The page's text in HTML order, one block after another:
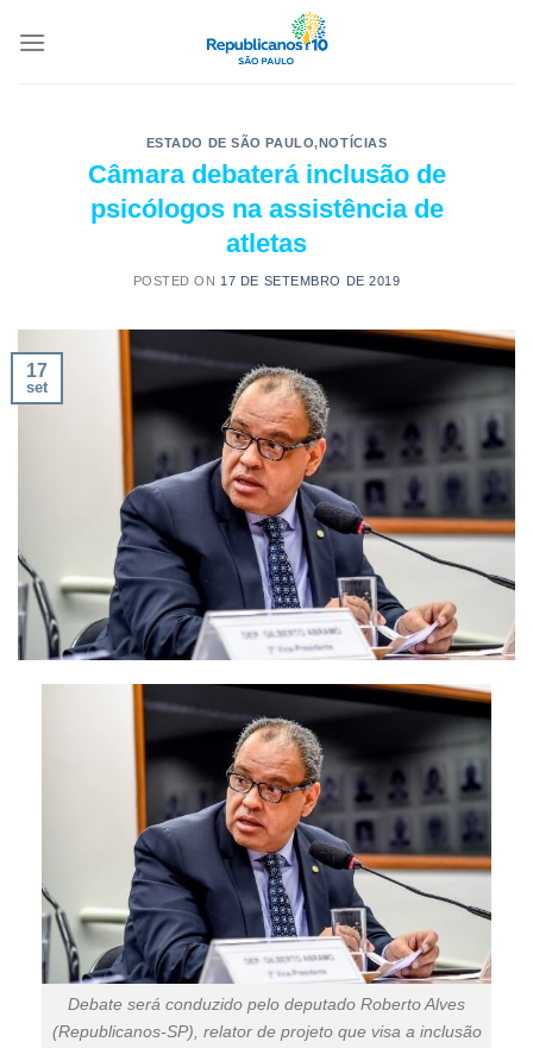
ESTADO DE SÃO PAULO,NOTÍCIAS
Câmara debaterá inclusão de
psicólogos na assistência de
atletas
POSTED ON 17 DE SETEMBRO DE 2019
17
set
Debate será conduzido pelo deputado Roberto Alves
(Republicanos-SP), relator de projeto que visa a inclusão